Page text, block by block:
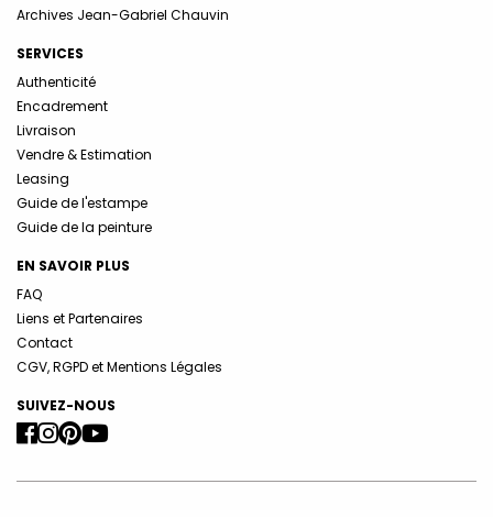
Archives Jean-Gabriel Chauvin
SERVICES
Authenticité
Encadrement
Livraison
Vendre & Estimation
Leasing
Guide de l'estampe
Guide de la peinture
EN SAVOIR PLUS
FAQ
Liens et Partenaires
Contact
CGV, RGPD et Mentions Légales
SUIVEZ-NOUS